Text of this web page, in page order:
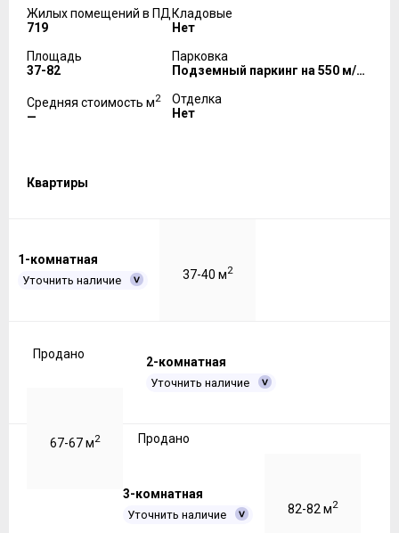
Жилых помещений в ПД
719
Площадь
37-82
Средняя стоимость м2
—
Кладовые
Нет
Парковка
Подземный паркинг на 550 м/м, наземный паркинг на 3200 м/м
Отделка
Нет
Квартиры
1-комнатная
Уточнить наличие 37-40 м2
Продано
2-комнатная
Уточнить наличие
67-67 м2 Продано
3-комнатная
Уточнить наличие 82-82 м2